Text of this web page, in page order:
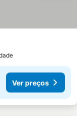
Ver preços